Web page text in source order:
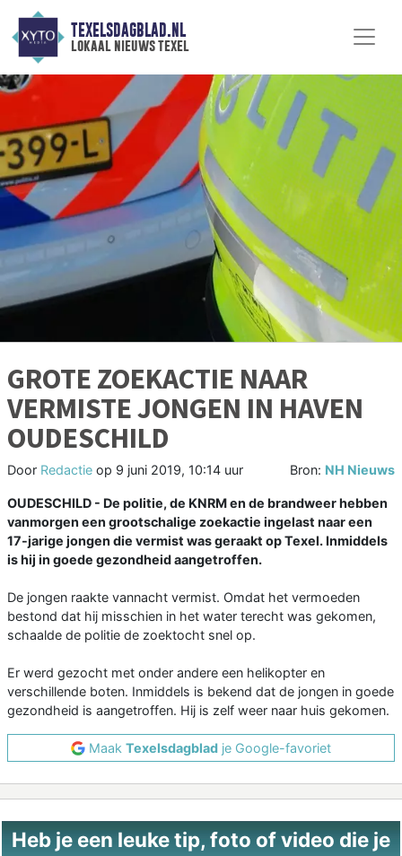
TEXELSDAGBLAD.NL
lokaal nieuws texel
GROTE ZOEKACTIE NAAR
VERMISTE JONGEN IN HAVEN
OUDESCHILD
Door Redactie op 9 juni 2019, 10:14 uur Bron: NH Nieuws
OUDESCHILD - De politie, de KNRM en de brandweer hebben
vanmorgen een grootschalige zoekactie ingelast naar een
17-jarige jongen die vermist was geraakt op Texel. Inmiddels
is hij in goede gezondheid aangetroffen.
De jongen raakte vannacht vermist. Omdat het vermoeden
bestond dat hij misschien in het water terecht was gekomen,
schaalde de politie de zoektocht snel op.
Er werd gezocht met onder andere een helikopter en
verschillende boten. Inmiddels is bekend dat de jongen in goede
gezondheid is aangetroffen. Hij is zelf weer naar huis gekomen.
Maak Texelsdagblad je Google-favoriet
Heb je een leuke tip, foto of video die je